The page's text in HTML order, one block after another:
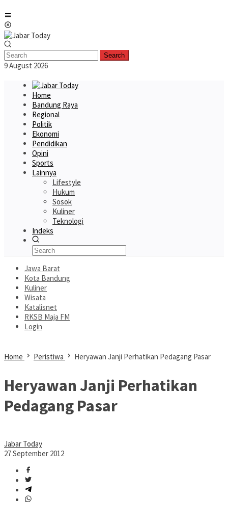
to
content
Search
9 August 2026
Home
Bandung Raya
Regional
Politik
Ekonomi
Pendidikan
Opini
Sports
Lainnya
Lifestyle
Hukum
Sosok
Kuliner
Teknologi
Indeks
Jawa Barat
Kota Bandung
Kuliner
Wisata
Katalisnet
RKSB Maja FM
Login
Home Peristiwa Heryawan Janji Perhatikan Pedagang Pasar
Heryawan Janji Perhatikan
Pedagang Pasar
Jabar Today
27 September 2012